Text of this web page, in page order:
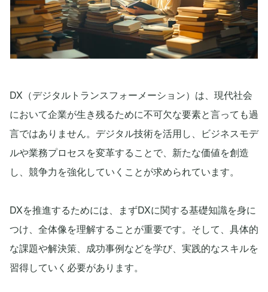
DX（デジタルトランスフォーメーション）は、現代社会
において企業が生き残るために不可欠な要素と言っても過
言ではありません。デジタル技術を活用し、ビジネスモデ
ルや業務プロセスを変革することで、新たな価値を創造
し、競争力を強化していくことが求められています。
DXを推進するためには、まずDXに関する基礎知識を身に
つけ、全体像を理解することが重要です。そして、具体的
な課題や解決策、成功事例などを学び、実践的なスキルを
習得していく必要があります。